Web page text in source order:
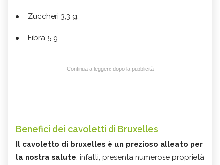
Zuccheri 3,3 g;
Fibra 5 g.
Continua a leggere dopo la pubblicità
Benefici dei cavoletti di Bruxelles
Il cavoletto di bruxelles è un prezioso alleato per
la nostra salute, infatti, presenta numerose proprietà